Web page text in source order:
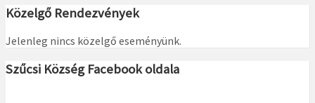
Közelgő Rendezvények
Jelenleg nincs közelgő eseményünk.
Szűcsi Község Facebook oldala